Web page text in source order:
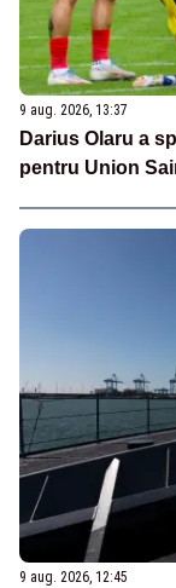
9 aug. 2026, 13:37
Darius Olaru a
pentru Union
9 aug. 2026, 12:45